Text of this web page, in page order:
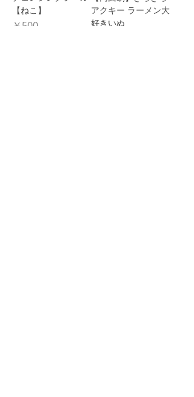
【ねこ】
価格
￥500
アクキー ラーメン大
好きいぬ